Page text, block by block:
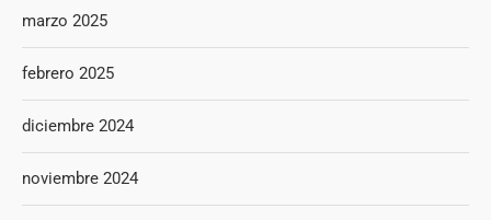
marzo 2025
febrero 2025
diciembre 2024
noviembre 2024